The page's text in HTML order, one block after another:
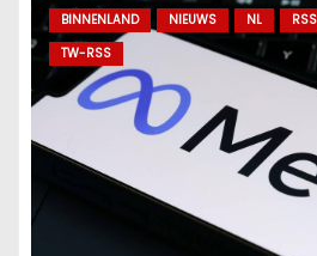
BINNENLAND NIEUWS NL RSS
TW-RSS